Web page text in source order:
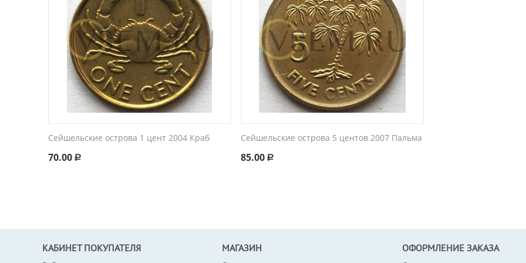
Сейшельские острова 1 цент 2004 Краб
70.00 Р
Сейшельские острова 5 центов 2007 Пальма
85.00 Р
КАБИНЕТ ПОКУПАТЕЛЯ МАГАЗИН ОФОРМЛЕНИЕ ЗАКАЗА